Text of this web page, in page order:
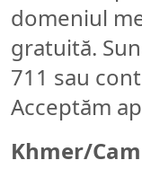
domeniul
gratuită.
711 sau
Acceptăm
Khmer/